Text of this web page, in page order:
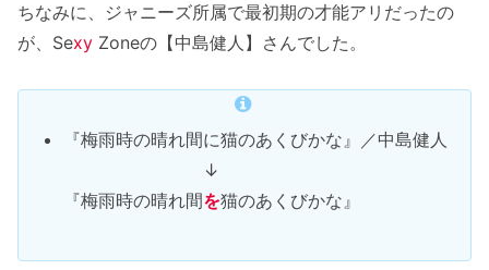
ちなみに、ジャニーズ所属で最初期の才能アリだったの
が、Sexy Zoneの【中島健人】さんでした。
『梅雨時の晴れ間に猫のあくびかな』／中島健人
↓
『梅雨時の晴れ間を猫のあくびかな』